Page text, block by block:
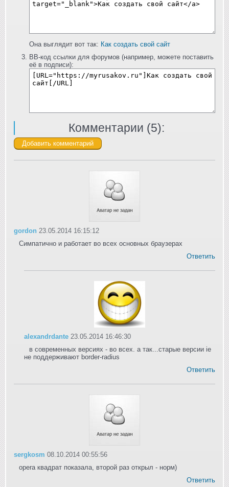
Она выглядит вот так: Как создать свой сайт
BB-код ссылки для форумов (например, можете поставить
её в подписи):
Комментарии (5):
gordon 23.05.2014 16:15:12
Симпатично и работает во всех основных браузерах
Ответить
alexandrdante 23.05.2014 16:46:30
в современных версиях - во всех. а так...старые версии ie
не поддерживают border-radius
Ответить
sergkosm 08.10.2014 00:55:56
opera квадрат показала, второй раз открыл - норм)
Ответить